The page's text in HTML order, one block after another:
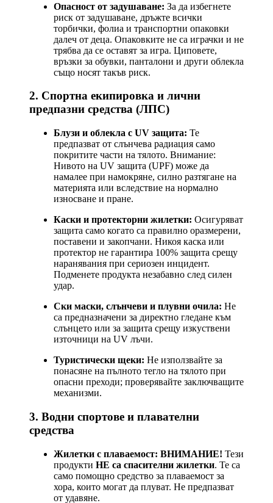
Опасност от задушаване: За да избегнете
риск от задушаване, дръжте всички
торбички, фолиа и транспортни опаковки
далеч от деца. Опаковките не са играчки и не
трябва да се оставят за игра. Циповете,
връзки за обувки, панталони и други облекла
също носят такъв риск.
2. Спортна екипировка и лични
предпазни средства (ЛПС)
Блузи и облекла с UV защита: Те
предпазват от слънчева радиация само
покритите части на тялото. Внимание:
Нивото на UV защита (UPF) може да
намалее при намокряне, силно разтягане на
материята или вследствие на нормално
износване и пране.
Каски и протекторни жилетки: Осигуряват
защита само когато са правилно оразмерени,
поставени и закопчани. Никоя каска или
протектор не гарантира 100% защита срещу
наранявания при сериозен инцидент.
Подменете продукта незабавно след силен
удар.
Ски маски, слънчеви и плувни очила: Не
са предназначени за директно гледане към
слънцето или за защита срещу изкуствени
източници на UV лъчи.
Туристически щеки: Не използвайте за
понасяне на пълното тегло на тялото при
опасни преходи; проверявайте заключващите
механизми.
3. Водни спортове и плавателни
средства
Жилетки с плаваемост: ВНИМАНИЕ! Тези
продукти НЕ са спасителни жилетки. Те са
само помощно средство за плаваемост за
хора, които могат да плуват. Не предпазват
от удавяне.